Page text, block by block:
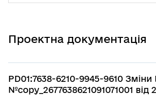
Проектна документація
PD01:7638-6210-9945-9610
№copy_2677638621091071001 від